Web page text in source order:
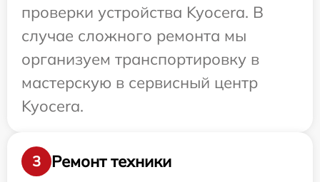
проверки устройства Kyocera. В
случае сложного ремонта мы
организуем транспортировку в
мастерскую в сервисный центр
Kyocera.
3
Ремонт техники